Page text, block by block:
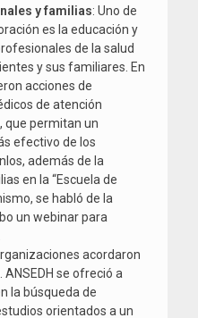
y familias: Uno de
es la educación y
de la salud
y sus familiares. En
acciones de
de atención
que permitan un
efectivo de los
además de la
en la “Escuela de
se habló de la
un webinar para
acordaron
se ofreció a
la búsqueda de
orientados a un